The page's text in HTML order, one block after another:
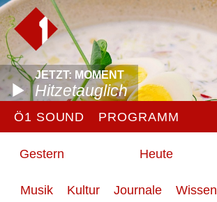
JETZT: MOMENT
Hitzetauglich
Ö1 SOUND PROGRAMM
Gestern Heute
Musik Kultur Journale
Wissen